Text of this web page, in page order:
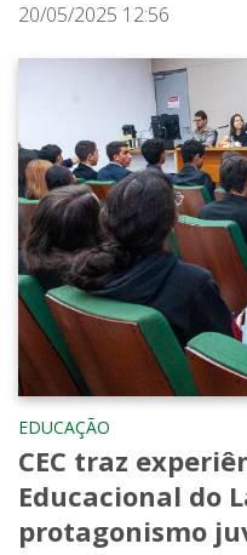
20/05/2025 12:56
EDUCAÇÃO
CEC traz
Educacional do
protagonismo